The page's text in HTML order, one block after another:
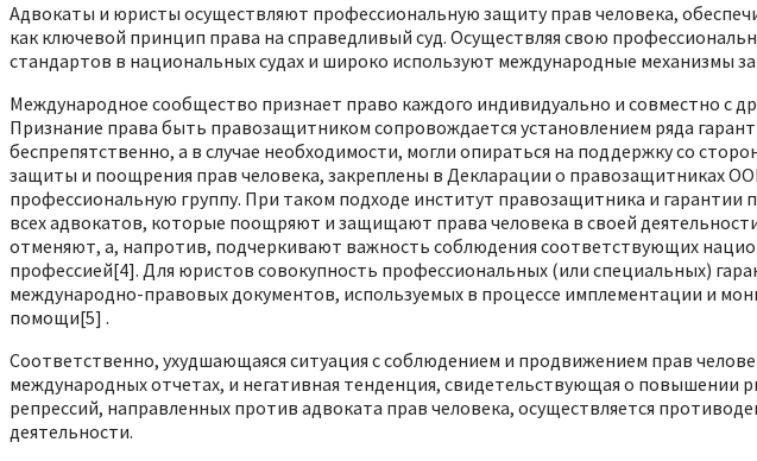
Адвокаты и юристы осуществляют профессиональную защиту прав человека,
как ключевой принцип права на справедливый суд. Осуществляя свою
стандартов в национальных судах и широко используют международные механизмы
Международное сообщество признает право каждого индивидуально и совместно с
Признание права быть правозащитником сопровождается установлением ряда
беспрепятственно, а в случае необходимости, могли опираться на поддержку со
защиты и поощрения прав человека, закреплены в Декларации о правозащитниках
профессиональную группу. При таком подходе институт правозащитника и
всех адвокатов, которые поощряют и защищают права человека в своей
отменяют, а, напротив, подчеркивают важность соблюдения соответствующих
профессией[4]. Для юристов совокупность профессиональных (или специальных)
международно-правовых документов, используемых в процессе имплементации и
помощи[5] .
Соответственно, ухудшающаяся ситуация с соблюдением и продвижением прав
международных отчетах, и негативная тенденция, свидетельствующая о повышении
репрессий, направленных против адвоката прав человека, осуществляется
деятельности.